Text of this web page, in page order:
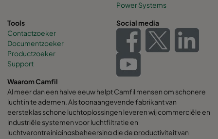
Power Systems
Tools
Contactzoeker
Documentzoeker
Productzoeker
Support
Social media
Waarom Camfil
Al meer dan een halve eeuw helpt Camfil mensen om schonere
lucht in te ademen. Als toonaangevende fabrikant van
eersteklas schone luchtoplossingen leveren wij commerciële en
industriële systemen voor luchtfiltratie en
luchtverontreinigingsbeheersing die de productiviteit van